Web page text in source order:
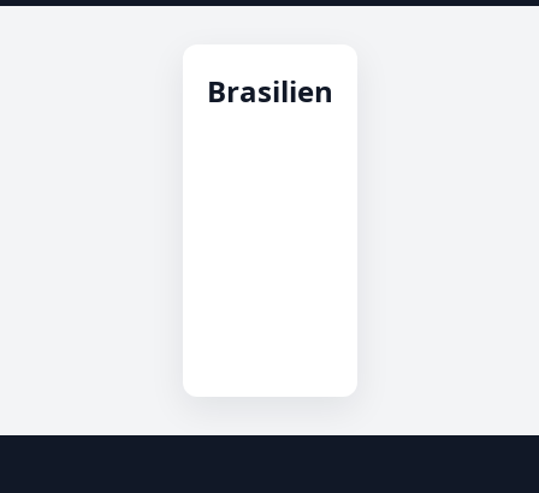
Brasilien